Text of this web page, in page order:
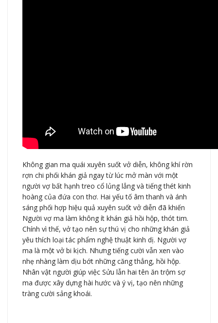
Không gian ma quái xuyên suốt vở diễn, không khí rờn
rợn chi phối khán giả ngay từ lúc mở màn với một
người vợ bất hạnh treo cổ lủng lẳng và tiếng thét kinh
hoàng của đứa con thơ. Hai yếu tố âm thanh và ánh
sáng phối hợp hiệu quả xuyên suốt vở diễn đã khiến
Người vợ ma làm không ít khán giả hồi hộp, thót tim.
Chính vì thế, vở tạo nên sự thú vị cho những khán giả
yêu thích loại tác phẩm nghệ thuật kinh dị. Người vợ
ma là một vở bi kịch. Nhưng tiếng cười vẫn xen vào
nhẹ nhàng làm dịu bớt những căng thẳng, hồi hộp.
Nhân vật người giúp việc Sửu lẫn hai tên ăn trộm sợ
ma được xây dựng hài hước và ý vị, tạo nên những
tràng cười sảng khoái.